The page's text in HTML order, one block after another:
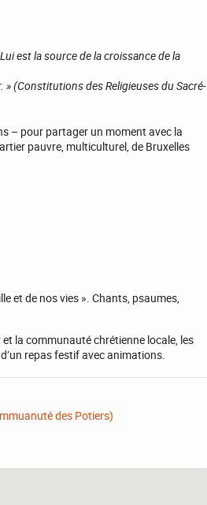
est la source de la croissance de la
(Constitutions des Religieuses du Sacré-
– pour partager un moment avec la
pauvre, multiculturel, de Bruxelles
et de nos vies ». Chants, psaumes,
la communauté chrétienne locale, les
repas festif avec animations.
des Potiers)